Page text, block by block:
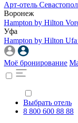
Арт-отель
Воронеж
Hampton by Hilton
Уфа
Hampton by Hilton Ufa
Моё бронирование
Выбрать отель
8 800 600 88 88